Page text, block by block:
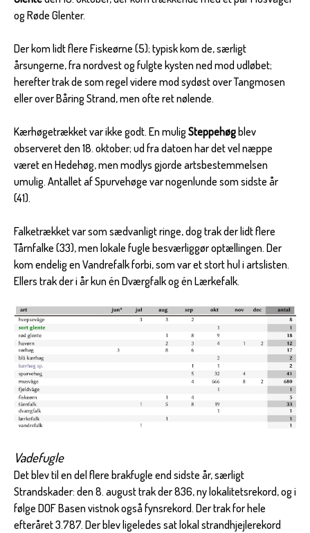
og Røde Glenter.
Der kom lidt flere Fiskeørne (5); typisk kom de, særligt
årsungerne, fra nordvest og fulgte kysten ned mod udløbet;
herefter trak de som regel videre mod sydøst over Tangmosen
eller over Båring Strand, men ofte ret nølende.
Kærhøgetrækket var ikke godt. En muligSteppehøgblev
observeret den 18. oktober; ud fra datoen har det vel næppe
været en Hedehøg, men modlys gjorde artsbestemmelsen
umulig. Antallet af Spurvehøge var nogenlunde som sidste år
(41).
Falketrækket var som sædvanligt ringe, dog trak der lidt flere
Tårnfalke (33), men lokale fugle besværliggør optællingen. Der
kom endelig en Vandrefalk forbi, som var et stort hul i artslisten.
Ellers trak der i år kun én Dværgfalk og én Lærkefalk.
Vadefugle
Det blev til en del flere brakfugle end sidste år, særligt
Strandskader: den 8. august trak der 836, ny lokalitetsrekord, og i
følge DOF Basen vistnok også fynsrekord. Der trak for hele
efteråret 3.787. Der blev ligeledes sat lokal strandhjejlerekord